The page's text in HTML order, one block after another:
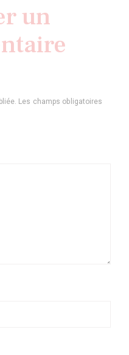
un
Les champs obligatoires